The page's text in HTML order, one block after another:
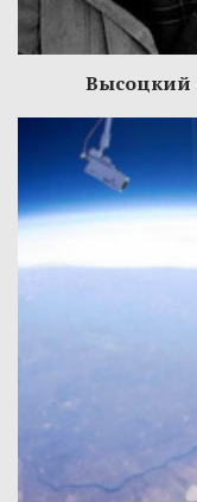
Высоцкий